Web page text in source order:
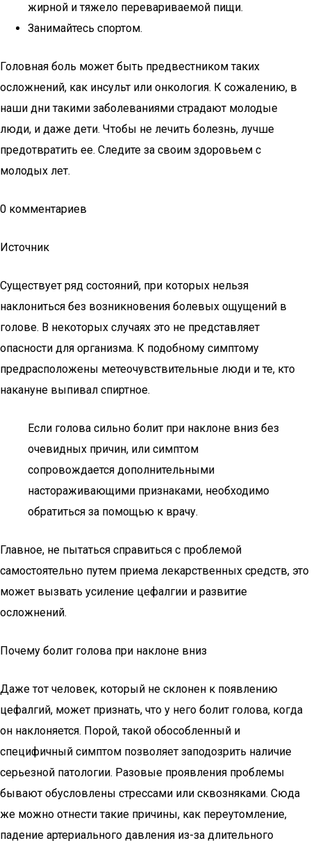
жирной и тяжело перевариваемой пищи.
Занимайтесь спортом.
Головная боль может быть предвестником таких
осложнений, как инсульт или онкология. К сожалению, в
наши дни такими заболеваниями страдают молодые
люди, и даже дети. Чтобы не лечить болезнь, лучше
предотвратить ее. Следите за своим здоровьем с
молодых лет.
0 комментариев
Источник
Существует ряд состояний, при которых нельзя
наклониться без возникновения болевых ощущений в
голове. В некоторых случаях это не представляет
опасности для организма. К подобному симптому
предрасположены метеочувствительные люди и те, кто
накануне выпивал спиртное.
Если голова сильно болит при наклоне вниз без
очевидных причин, или симптом
сопровождается дополнительными
настораживающими признаками, необходимо
обратиться за помощью к врачу.
Главное, не пытаться справиться с проблемой
самостоятельно путем приема лекарственных средств, это
может вызвать усиление цефалгии и развитие
осложнений.
Почему болит голова при наклоне вниз
Даже тот человек, который не склонен к появлению
цефалгий, может признать, что у него болит голова, когда
он наклоняется. Порой, такой обособленный и
специфичный симптом позволяет заподозрить наличие
серьезной патологии. Разовые проявления проблемы
бывают обусловлены стрессами или сквозняками. Сюда
же можно отнести такие причины, как переутомление,
падение артериального давления из-за длительного